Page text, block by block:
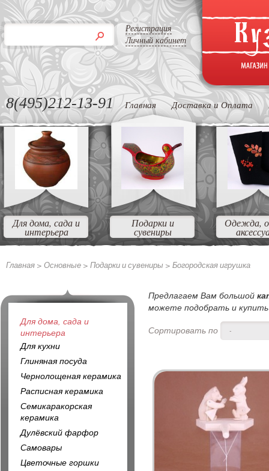
Регистрация
Личный кабинет
8(495)212-13-91 Главная Доставка и Оплата
Для дома, сада и
интерьера
Подарки и
сувениры
Одежда,
Главная > Основные > Подарки и сувениры > Богородская игрушка
Предлагаем Вам большой
можете подобрать и купить
Сортировать по
-
Для дома, сада и
интерьера
Для кухни
Глиняная посуда
Чернолощеная керамика
Расписная керамика
Семикаракорская
керамика
Дулёвский фарфор
Самовары
Цветочные горшки